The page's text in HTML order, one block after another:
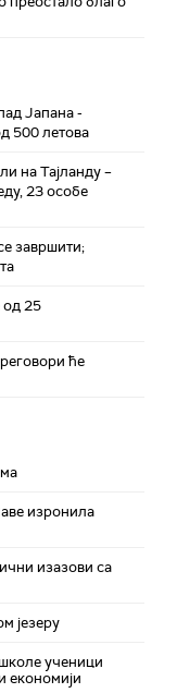
Јапана -
500 летова
на Тајланду –
23 особе
завршити;
од 25
ће
изронила
изазови са
језеру
ученици
економији